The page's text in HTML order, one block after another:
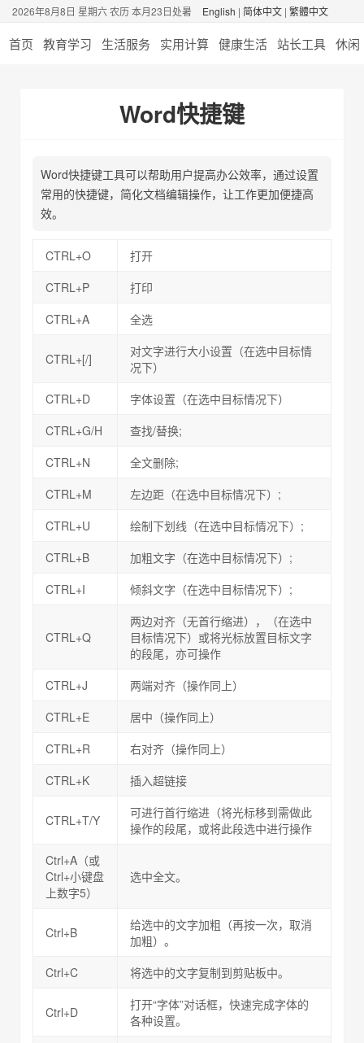
2026年8月8日 星期六 农历 本月23日处暑 English | 简体中文 | 繁體中文
首页 教育学习 生活服务 实用计算 健康生活 站长工具 休闲
Word快捷键
Word快捷键工具可以帮助用户提高办公效率，通过设置
常用的快捷键，简化文档编辑操作，让工作更加便捷高
效。
CTRL+O
打开
CTRL+P
打印
CTRL+A
全选
CTRL+[/]
对文字进行大小设置（在选中目标情
况下）
CTRL+D
字体设置（在选中目标情况下）
CTRL+G/H
查找/替换;
CTRL+N
全文删除;
CTRL+M
左边距（在选中目标情况下）;
CTRL+U
绘制下划线（在选中目标情况下）;
CTRL+B
加粗文字（在选中目标情况下）;
CTRL+I
倾斜文字（在选中目标情况下）;
CTRL+Q
两边对齐（无首行缩进），（在选中
目标情况下）或将光标放置目标文字
的段尾，亦可操作
CTRL+J
两端对齐（操作同上）
CTRL+E
居中（操作同上）
CTRL+R
右对齐（操作同上）
CTRL+K
插入超链接
CTRL+T/Y
可进行首行缩进（将光标移到需做此
操作的段尾，或将此段选中进行操作
Ctrl+A（或
Ctrl+小键盘
上数字5）
选中全文。
Ctrl+B
给选中的文字加粗（再按一次，取消
加粗）。
Ctrl+C
将选中的文字复制到剪贴板中。
Ctrl+D
打开“字体”对话框，快速完成字体的
各种设置。